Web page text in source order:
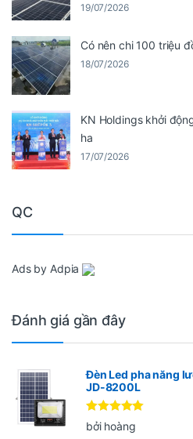
19/07/2026
Có nên chi 100 triệu
18/07/2026
KN Holdings khởi
ha
17/07/2026
QC
Ads by Adpia
Đánh giá gần đây
Đèn Led pha năng
JD-8200L
Được xếp
hạng55
bởi hoàng